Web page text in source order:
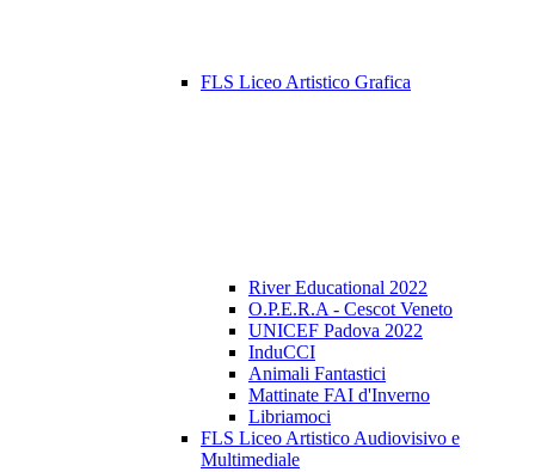
FLS Liceo Artistico Grafica
River Educational 2022
O.P.E.R.A - Cescot Veneto
UNICEF Padova 2022
InduCCI
Animali Fantastici
Mattinate FAI d'Inverno
Libriamoci
FLS Liceo Artistico Audiovisivo e
Multimediale